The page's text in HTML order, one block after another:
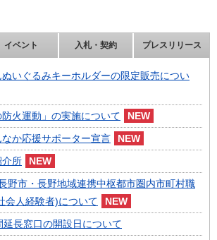
イベント 入札・契約 プレスリリース
いぐるみキーホルダーの限定販売につい
火運動」の実施について
か応援サポーター宣言
介所
市・長野地域連携中枢都市圏内市町村職
会人経験者)について
長窓口の開設日について